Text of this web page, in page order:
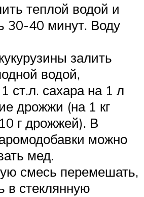
теплой водой и
30-40 минут. Воду
залить
водой,
ст.л. сахара на 1 л
дрожжи (на 1 кг
г дрожжей). В
можно
мед.
смесь перемешать,
в стеклянную